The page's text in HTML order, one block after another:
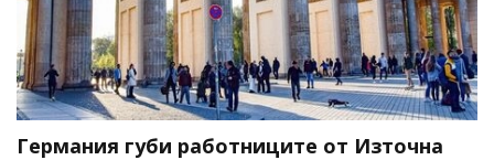
Германия губи работниците от Източна